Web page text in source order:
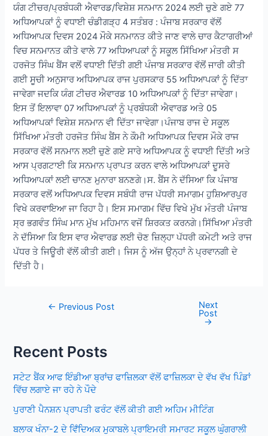
ਯੰਗ ਟੀਚਰ/ਪ੍ਰਬੰਧਕੀ ਐਵਾਰਡ/ਵਿਸ਼ੇਸ਼ ਸਨਮਾਨ 2024 ਲਈ ਚੁਣੇ ਗਏ 77
ਅਧਿਆਪਕਾਂ ਨੂੰ ਵਧਾਈ ਚੰਡੀਗੜ੍ਹ 4 ਸਤੰਬਰ : ਪੰਜਾਬ ਸਰਕਾਰ ਵੱਲੋਂ
ਅਧਿਆਪਕ ਦਿਵਸ 2024 ਮੌਕੇ ਸਨਮਾਨਤ ਕੀਤੇ ਜਾਣ ਵਾਲੇ ਚਾਰ ਕੈਟਾਗਰੀਆਂ
ਵਿਚ ਸਨਮਾਨਤ ਕੀਤੇ ਵਾਲੇ 77 ਅਧਿਆਪਕਾਂ ਨੂੰ ਸਕੂਲ ਸਿੱਖਿਆ ਮੰਤਰੀ ਸ
ਹਰਜੋਤ ਸਿੰਘ ਬੈਂਸ ਵਲੋਂ ਵਧਾਈ ਦਿੱਤੀ ਗਈ ਪੰਜਾਬ ਸਰਕਾਰ ਵੱਲੋਂ ਜਾਰੀ ਕੀਤੀ
ਗਈ ਸੂਚੀ ਅਨੁਸਾਰ ਅਧਿਆਪਕ ਰਾਜ ਪੁਰਸਕਾਰ 55 ਅਧਿਆਪਕਾਂ ਨੂੰ ਦਿੱਤਾ
ਜਾਵੇਗਾ ਜਦਕਿ ਯੰਗ ਟੀਚਰ ਐਵਾਰਡ 10 ਅਧਿਆਪਕਾਂ ਨੂੰ ਦਿੱਤਾ ਜਾਵੇਗਾ।
ਇਸ ਤੋਂ ਇਲਾਵਾ 07 ਅਧਿਆਪਕਾਂ ਨੂੰ ਪ੍ਰਬੰਧਕੀ ਐਵਾਰਡ ਅਤੇ 05
ਅਧਿਆਪਕਾਂ ਵਿਸ਼ੇਸ਼ ਸਨਮਾਨ ਵੀ ਦਿੱਤਾ ਜਾਵੇਗਾ।ਪੰਜਾਬ ਰਾਜ ਦੇ ਸਕੂਲ
ਸਿੱਖਿਆ ਮੰਤਰੀ ਹਰਜੋਤ ਸਿੰਘ ਬੈਂਸ ਨੇ ਕੌਮੀ ਅਧਿਆਪਕ ਦਿਵਸ ਮੌਕੇ ਰਾਜ
ਸਰਕਾਰ ਵੱਲੋਂ ਸਨਮਾਨ ਲਈ ਚੁਣੇ ਗਏ ਸਾਰੇ ਅਧਿਆਪਕ ਨੂੰ ਵਧਾਈ ਦਿੱਤੀ ਅਤੇ
ਆਸ ਪ੍ਰਗਟਾਈ ਕਿ ਸਨਮਾਨ ਪ੍ਰਾਪਤ ਕਰਨ ਵਾਲੇ ਅਧਿਆਪਕਾਂ ਦੂਸਰੇ
ਅਧਿਆਪਕਾਂ ਲਈ ਚਾਨਣ ਮੁਨਾਰਾ ਬਨਣਗੇ।ਸ. ਬੈਂਸ ਨੇ ਦੱਸਿਆ ਕਿ ਪੰਜਾਬ
ਸਰਕਾਰ ਵਲੋਂ ਅਧਿਆਪਕ ਦਿਵਸ ਸਬੰਧੀ ਰਾਜ ਪੱਧਰੀ ਸਮਾਗਮ ਹੁਸ਼ਿਆਰਪੁਰ
ਵਿਖੇ ਕਰਵਾਇਆ ਜਾ ਰਿਹਾ ਹੈ। ਇਸ ਸਮਾਗਮ ਵਿੱਚ ਵਿਖੇ ਮੁੱਖ ਮੰਤਰੀ ਪੰਜਾਬ
ਸ੍ਰ ਭਗਵੰਤ ਸਿੰਘ ਮਾਨ ਮੁੱਖ ਮਹਿਮਾਨ ਵਜੋਂ ਸ਼ਿਰਕਤ ਕਰਨਗੇ।ਸਿੱਖਿਆ ਮੰਤਰੀ
ਨੇ ਦੱਸਿਆ ਕਿ ਇਸ ਵਾਰ ਐਵਾਰਡ ਲਈ ਚੋਣ ਜ਼ਿਲ੍ਹਾ ਪੱਧਰੀ ਕਮੇਟੀ ਅਤੇ ਰਾਜ
ਪੱਧਰ ਤੇ ਜਿਊਰੀ ਵੱਲੋਂ ਕੀਤੀ ਗਈ। ਜਿਸ ਨੂੰ ਅੱਜ ਉਨ੍ਹਾਂ ਨੇ ਪ੍ਰਵਾਨਗੀ ਦੇ
ਦਿੱਤੀ ਹੈ।
Post← Previous Post Next
Post
→
Recent Posts
ਸਟੇਟ ਬੈਂਕ ਆਫ ਇੰਡੀਆ ਬ੍ਰਾਂਚ ਫਾਜ਼ਿਲਕਾ ਵੱਲੋਂ ਫਾਜ਼ਿਲਕਾ ਦੇ ਵੱਖ ਵੱਖ ਪਿੰਡਾਂ
ਵਿੱਚ ਲਗਾਏ ਜਾ ਰਹੇ ਨੇ ਪੌਦੇ
ਪੁਰਾਣੀ ਪੈਨਸ਼ਨ ਪ੍ਰਾਪਤੀ ਫਰੰਟ ਵੱਲੋਂ ਕੀਤੀ ਗਈ ਅਹਿਮ ਮੀਟਿੰਗ
ਬਲਾਕ ਖੰਨਾ-2 ਦੇ ਵਿਁਦਿਅਕ ਮੁਕਾਬਲੇ ਪ੍ਰਾਇਮਰੀ ਸਮਾਰਟ ਸਕੂਲ ਘੁੰਗਰਾਲੀ